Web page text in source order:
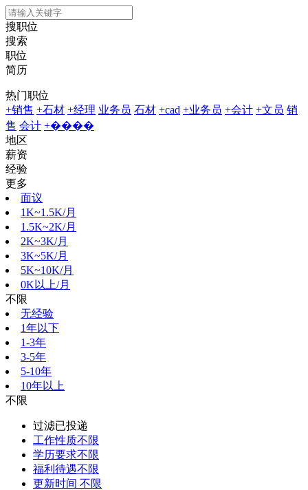
搜职位
搜索
职位
简历
热门职位
+销售 +石材 +经理 业务员 石材 +cad +业务员 +会计 +文员 销
售 会计 +����
地区
薪资
经验
更多
面议
1K~1.5K/月
1.5K~2K/月
2K~3K/月
3K~5K/月
5K~10K/月
0K以上/月
不限
无经验
1年以下
1-3年
3-5年
5-10年
10年以上
不限
过滤已投递
工作性质不限
学历要求不限
福利待遇不限
更新时间 不限